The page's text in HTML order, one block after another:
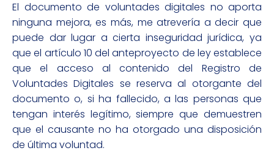
El documento de voluntades digitales no aporta
ninguna mejora, es más, me atrevería a decir que
puede dar lugar a cierta inseguridad jurídica, ya
que el artículo 10 del anteproyecto de ley establece
que el acceso al contenido del Registro de
Voluntades Digitales se reserva al otorgante del
documento o, si ha fallecido, a las personas que
tengan interés legítimo, siempre que demuestren
que el causante no ha otorgado una disposición
de última voluntad.